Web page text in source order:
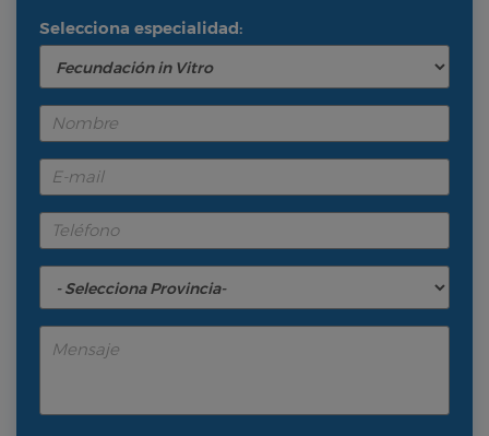
Selecciona especialidad: